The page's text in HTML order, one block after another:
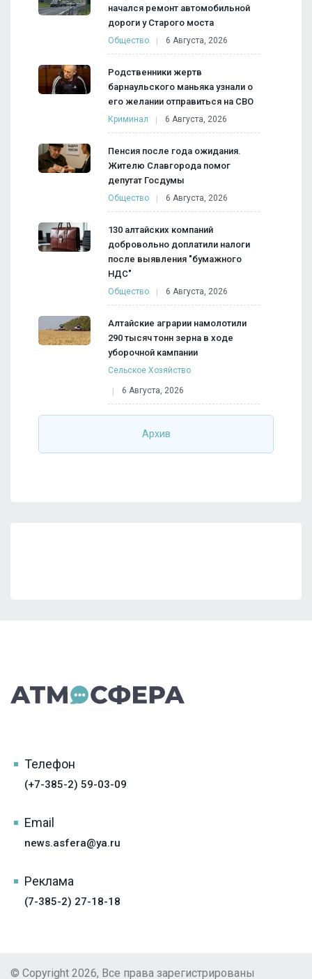
начался ремонт автомобильной
дороги у Старого моста
Общество 6 Августа, 2026
Родственники жертв
барнаульского маньяка узнали о
его желании отправиться на СВО
Криминал 6 Августа, 2026
Пенсия после года ожидания.
Жителю Славгорода помог
депутат Госдумы
Общество 6 Августа, 2026
130 алтайских компаний
добровольно доплатили налоги
после выявления "бумажного
НДС"
Общество 6 Августа, 2026
Алтайские аграрии намолотили
290 тысяч тонн зерна в ходе
уборочной кампании
Сельское Хозяйство
6 Августа, 2026
Архив
Телефон
(+7-385-2) 59-03-09
Email
news.asfera@ya.ru
Реклама
(7-385-2) 27-18-18
© Copyright 2026, Все права зарегистрированы